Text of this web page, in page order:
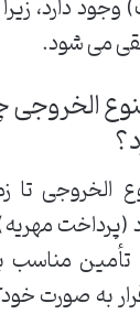
دارد،
می شود.
الخروجی
الخروجی تا
(پرداخت
تأمین مناسب
به صورت